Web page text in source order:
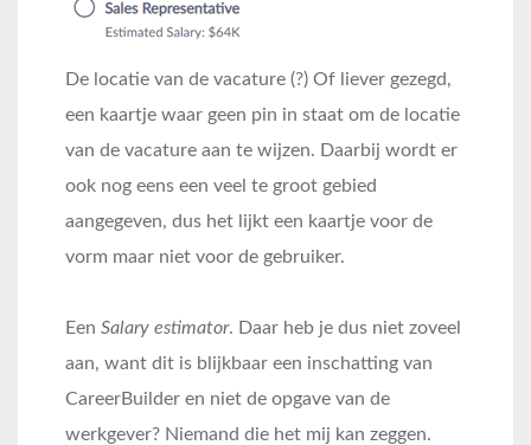
De locatie van de vacature (?) Of liever gezegd,
een kaartje waar geen pin in staat om de locatie
van de vacature aan te wijzen. Daarbij wordt er
ook nog eens een veel te groot gebied
aangegeven, dus het lijkt een kaartje voor de
vorm maar niet voor de gebruiker.
Een Salary estimator. Daar heb je dus niet zoveel
aan, want dit is blijkbaar een inschatting van
CareerBuilder en niet de opgave van de
werkgever? Niemand die het mij kan zeggen.